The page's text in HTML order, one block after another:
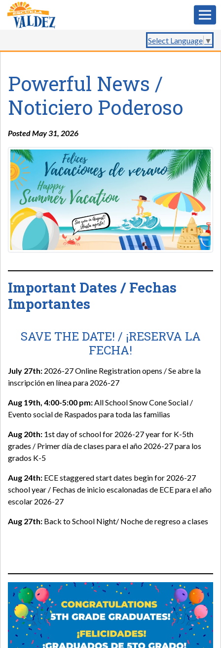
Select Language ▼
Powerful News /
Noticiero Poderoso
Posted May 31, 2026
Important Dates / Fechas
Importantes
SAVE THE DATE! / ¡RESERVA LA
FECHA!
July 27th: 2026-27 Online Registration opens / Se abre la
inscripción en línea para 2026-27
Aug 19th, 4:00-5:00 pm:All School Snow Cone Social /
Evento social de Raspados para toda las familias
Aug 20th: 1st day of school for 2026-27 year for K-5th
grades / Primer día de clases para el año 2026-27 para los
grados K-5
Aug 24th: ECE staggered start dates begin for 2026-27
school year / Fechas de inicio escalonadas de ECE para el año
escolar 2026-27
Aug 27th: Back to School Night/ Noche de regreso a clases